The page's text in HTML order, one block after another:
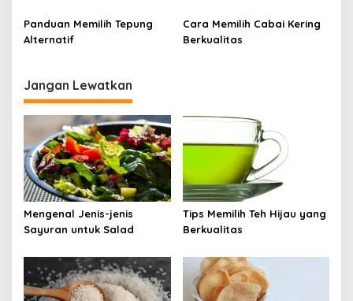
Panduan Memilih Tepung
Alternatif
Cara Memilih Cabai Kering
Berkualitas
Jangan Lewatkan
Mengenal Jenis-jenis
Sayuran untuk Salad
Tips Memilih Teh Hijau yang
Berkualitas